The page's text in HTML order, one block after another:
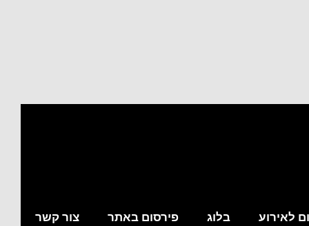
לאירוע בלוג פירסום באתר צור קשר